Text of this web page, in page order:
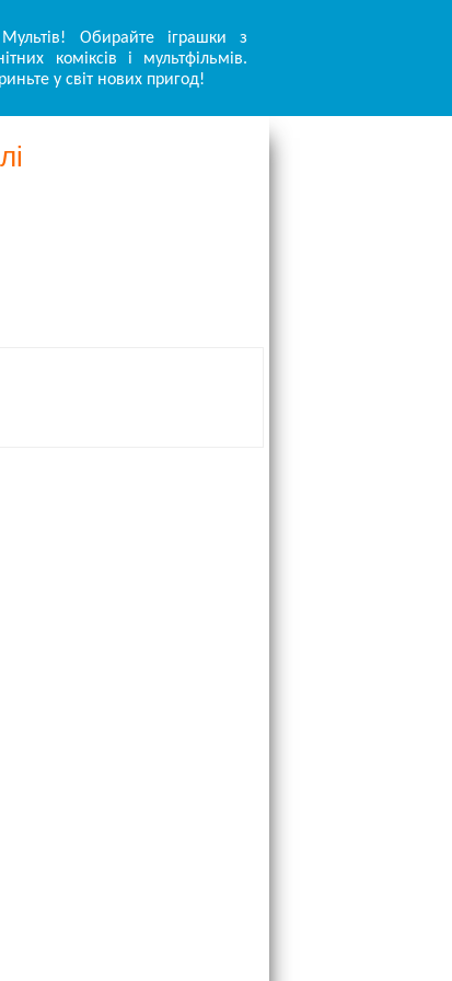
Обирайте іграшки з
коміксів і мультфільмів.
у світ нових пригод!